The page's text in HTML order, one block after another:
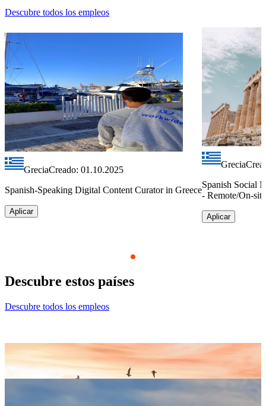
Descubre todos los empleos
GreciaCreado: 01.10.2025
Spanish-Speaking Digital Content Curator in Greece
Aplicar
Grecia
Spanish Social
- Remote/On-site
Aplicar
1
of
Descubre estos países
Descubre todos los empleos